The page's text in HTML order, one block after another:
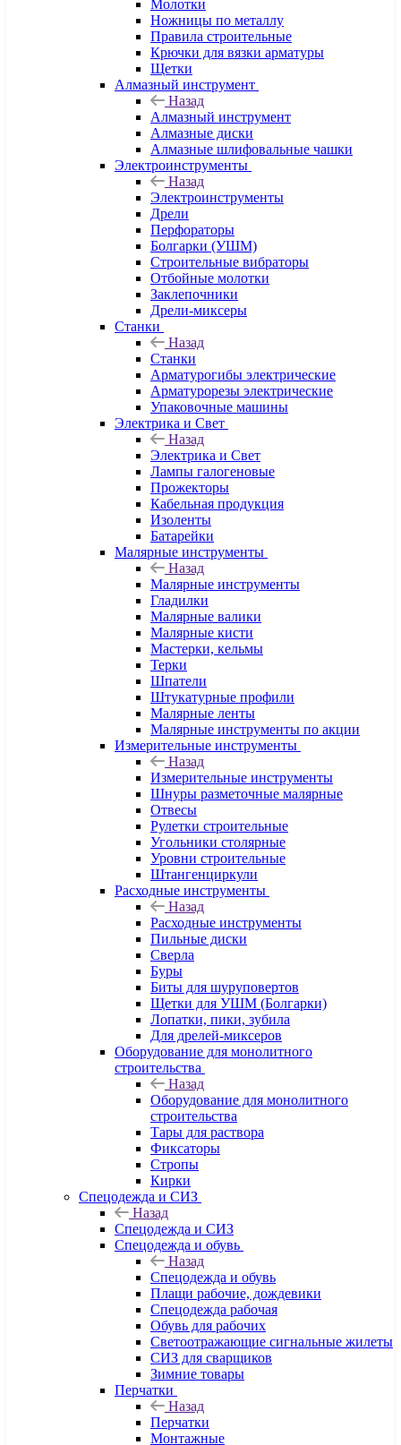
Молотки
Ножницы по металлу
Правила строительные
Крючки для вязки арматуры
Щетки
Алмазный инструмент
Назад
Алмазный инструмент
Алмазные диски
Алмазные шлифовальные чашки
Электроинструменты
Назад
Электроинструменты
Дрели
Перфораторы
Болгарки (УШМ)
Строительные вибраторы
Отбойные молотки
Заклепочники
Дрели-миксеры
Станки
Назад
Станки
Арматурогибы электрические
Арматурорезы электрические
Упаковочные машины
Электрика и Свет
Назад
Электрика и Свет
Лампы галогеновые
Прожекторы
Кабельная продукция
Изоленты
Батарейки
Малярные инструменты
Назад
Малярные инструменты
Гладилки
Малярные валики
Малярные кисти
Мастерки, кельмы
Терки
Шпатели
Штукатурные профили
Малярные ленты
Малярные инструменты по акции
Измерительные инструменты
Назад
Измерительные инструменты
Шнуры разметочные малярные
Отвесы
Рулетки строительные
Угольники столярные
Уровни строительные
Штангенциркули
Расходные инструменты
Назад
Расходные инструменты
Пильные диски
Сверла
Буры
Биты для шуруповертов
Щетки для УШМ (Болгарки)
Лопатки, пики, зубила
Для дрелей-миксеров
Оборудование для монолитного
строительства
Назад
Оборудование для монолитного
строительства
Тары для раствора
Фиксаторы
Стропы
Кирки
Спецодежда и СИЗ
Назад
Спецодежда и СИЗ
Спецодежда и обувь
Назад
Спецодежда и обувь
Плащи рабочие, дождевики
Спецодежда рабочая
Обувь для рабочих
Светоотражающие сигнальные жилеты
СИЗ для сварщиков
Зимние товары
Перчатки
Назад
Перчатки
Монтажные